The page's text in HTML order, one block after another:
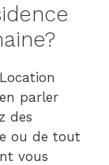
parler
des
ou de tout
vous